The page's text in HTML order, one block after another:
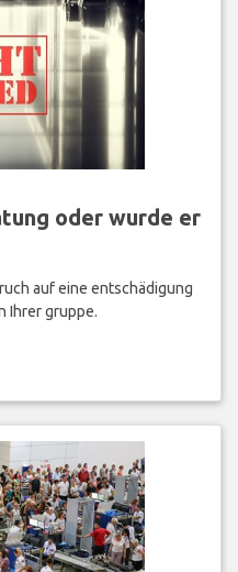
oder wurde er
auf eine entschädigung
Ihrer gruppe.